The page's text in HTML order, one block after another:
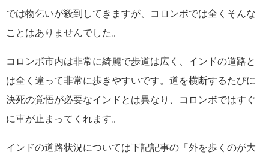
では物乞いが殺到してきますが、コロンボでは全くそんな
ことはありませんでした。
コロンボ市内は非常に綺麗で歩道は広く、インドの道路と
は全く違って非常に歩きやすいです。道を横断するたびに
決死の覚悟が必要なインドとは異なり、コロンボではすぐ
に車が止まってくれます。
インドの道路状況については下記記事の「外を歩くのが大